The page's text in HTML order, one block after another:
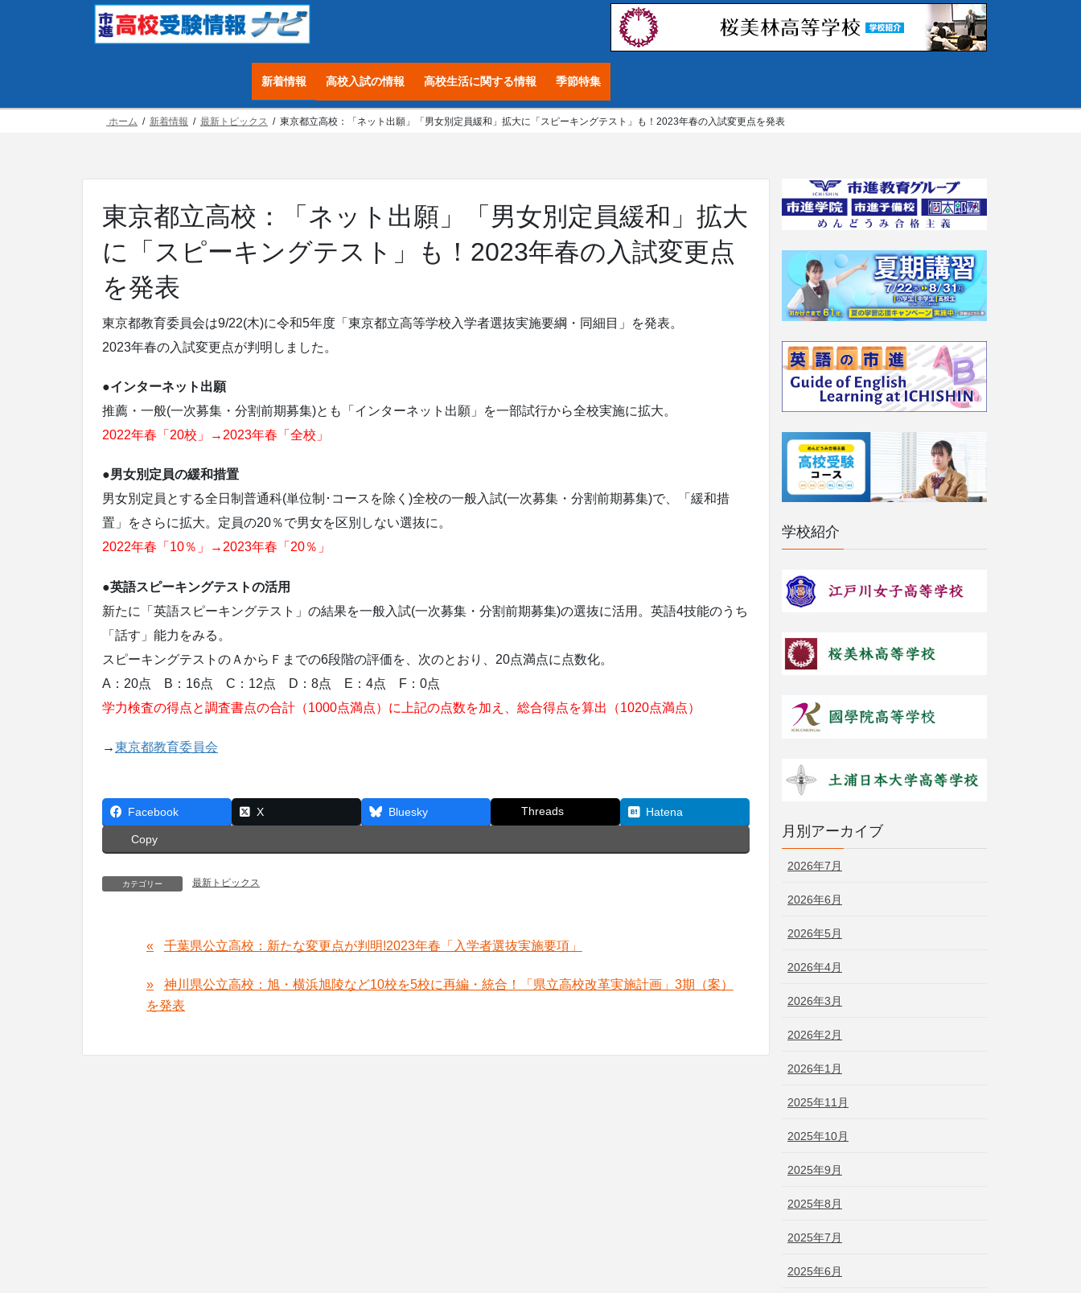
へ
ョ
新着情報 高校入試の情報 高校生活に関する情報 季節特集
ホーム 新着情報 最新トピックス 東京都立高校：「ネット出願」「男女別定員緩和」拡大に「スピーキングテスト」も！2023年春の入試変更点を発表
東京都立高校：「ネット出願」「男女別定員緩和」拡大
に「スピーキングテスト」も！2023年春の入試変更点
を発表
東京都教育委員会は9/22(木)に令和5年度「東京都立高等学校入学者選抜実施要綱・同細目」を発表。
2023年春の入試変更点が判明しました。
●インターネット出願
推薦・一般(一次募集・分割前期募集)とも「インターネット出願」を一部試行から全校実施に拡大。
2022年春「20校」→2023年春「全校」
●男女別定員の緩和措置
男女別定員とする全日制普通科(単位制･コースを除く)全校の一般入試(一次募集・分割前期募集)で、「緩和措
置」をさらに拡大。定員の20％で男女を区別しない選抜に。
2022年春「10％」→2023年春「20％」
●英語スピーキングテストの活用
新たに「英語スピーキングテスト」の結果を一般入試(一次募集・分割前期募集)の選抜に活用。英語4技能のうち
「話す」能力をみる。
スピーキングテストのＡからＦまでの6段階の評価を、次のとおり、20点満点に点数化。
A：20点 B：16点 C：12点 D：8点 E：4点 F：0点
学力検査の得点と調査書点の合計（1000点満点）に上記の点数を加え、総合得点を算出（1020点満点）
→東京都教育委員会
Facebook X Bluesky Threads Hatena
Copy
カテゴリー 最新トピックス
千葉県公立高校：新たな変更点が判明!2023年春「入学者選抜実施要項」
神川県公立高校：旭・横浜旭陵など10校を5校に再編・統合！「県立高校改革実施計画」3期（案）
を発表
学校紹介
月別アーカイブ
2026年7月
2026年6月
2026年5月
2026年4月
2026年3月
2026年2月
2026年1月
2025年11月
2025年10月
2025年9月
2025年8月
2025年7月
2025年6月